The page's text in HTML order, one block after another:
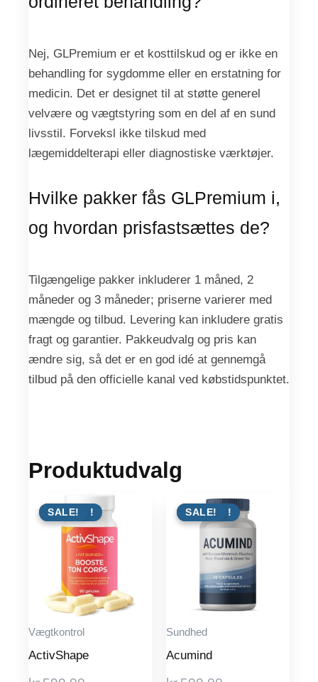
Nej, GLPremium er et kosttilskud og er ikke en
behandling for sygdomme eller en erstatning for
medicin. Det er designet til at støtte generel
velvære og vægtstyring som en del af en sund
livsstil. Forveksl ikke tilskud med
lægemiddelterapi eller diagnostiske værktøjer.
Hvilke pakker fås GLPremium i,
og hvordan prisfastsættes de?
Tilgængelige pakker inkluderer 1 måned, 2
måneder og 3 måneder; priserne varierer med
mængde og tilbud. Levering kan inkludere gratis
fragt og garantier. Pakkeudvalg og pris kan
ændre sig, så det er en god idé at gennemgå
tilbud på den officielle kanal ved købstidspunktet.
Produktudvalg
TILBUD !
SALE!
Vægtkontrol
ActivShape
TILBUD !
SALE!
Sundhed
Acumind